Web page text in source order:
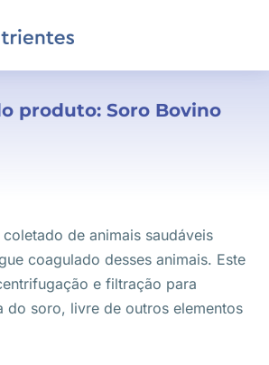
produto: Soro Bovino
de animais saudáveis
coagulado desses animais. Este
e filtração para
do soro, livre de outros elementos